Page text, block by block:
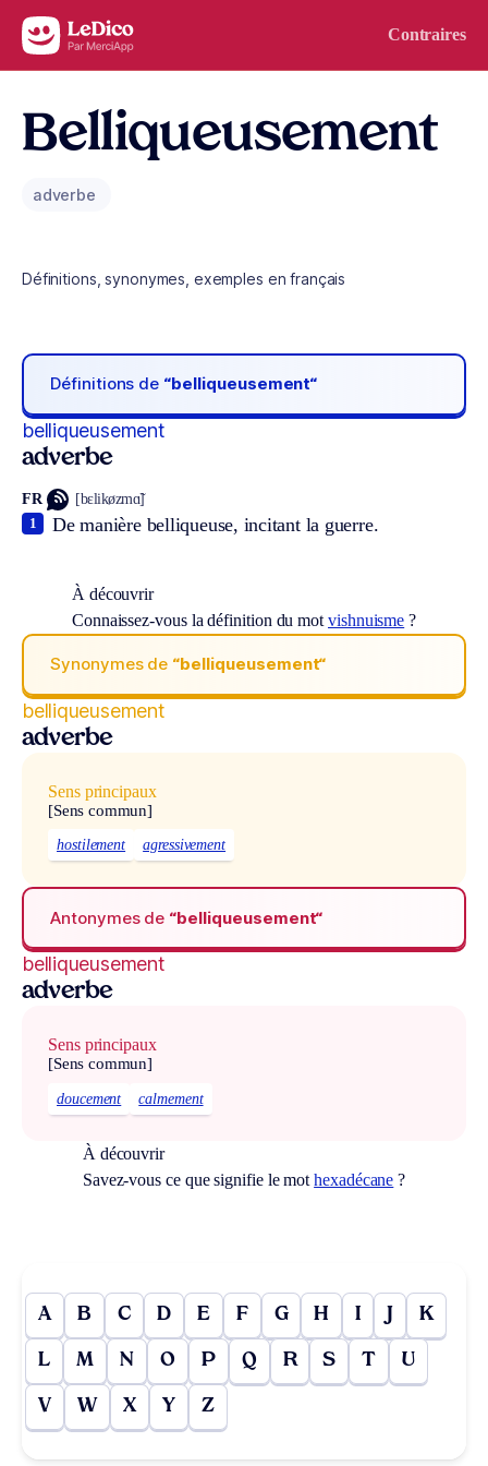
Aller au contenu Contraires
Belliqueusement
adverbe
Définitions, synonymes, exemples en français
Définitions de “belliqueusement“
belliqueusement
adverbe
FR [bɛlikøzmɑ̃]
De manière belliqueuse, incitant la guerre.
1
À découvrir
Connaissez-vous la définition du mot vishnuisme ?
Synonymes de “belliqueusement“
belliqueusement
adverbe
Sens principaux
[Sens commun]
hostilement agressivement
Antonymes de “belliqueusement“
belliqueusement
adverbe
Sens principaux
[Sens commun]
doucement calmement
À découvrir
Savez-vous ce que signifie le mothexadécane ?
A B C D E F G H I J K
L M N O P Q R S T U
V W X Y Z